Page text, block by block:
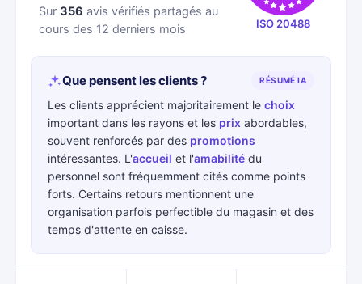
Sur 356 avis vérifiés partagés au
cours des 12 derniers mois
ISO 20488
Que pensent les clients ? RÉSUMÉ IA
Les clients apprécient majoritairement le choix
important dans les rayons et les prix abordables,
souvent renforcés par des promotions
intéressantes. L'accueil et l'amabilité du
personnel sont fréquemment cités comme points
forts. Certains retours mentionnent une
organisation parfois perfectible du magasin et des
temps d'attente en caisse.